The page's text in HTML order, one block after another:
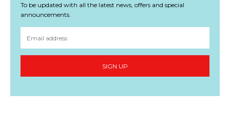
To be updated with all the latest news, offers and special
announcements.
SIGN UP